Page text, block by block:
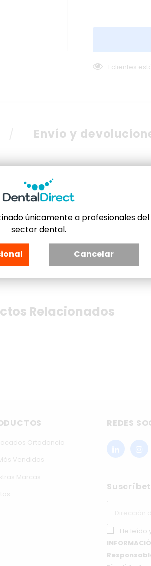
1 clientes
Envío y
Relacionados
Ortodoncia
Vendidos
Marcas
REDES
He leído
únicamente a profesionales del
sector dental.
Cancelar